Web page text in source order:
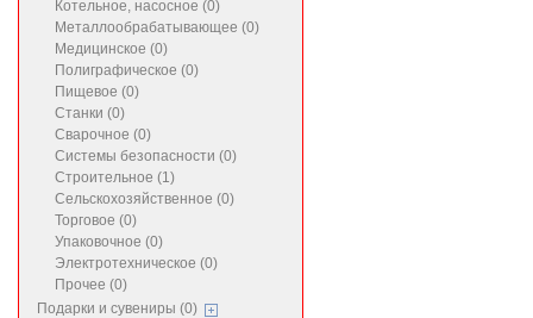
Котельное, насосное (0)
Металлообрабатывающее (0)
Медицинское (0)
Полиграфическое (0)
Пищевое (0)
Станки (0)
Сварочное (0)
Системы безопасности (0)
Строительное (1)
Сельскохозяйственное (0)
Торговое (0)
Упаковочное (0)
Электротехническое (0)
Прочее (0)
Подарки и сувениры (0)